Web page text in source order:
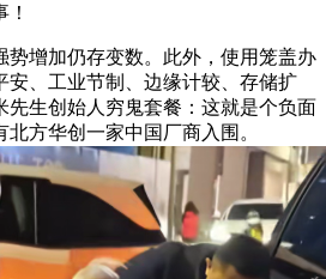
增加仍存变数。此外，使用笼盖办
安、工业节制、边缘计较、存储扩
先生创始人穷鬼套餐：这就是个负面
方华创一家中国厂商入围。